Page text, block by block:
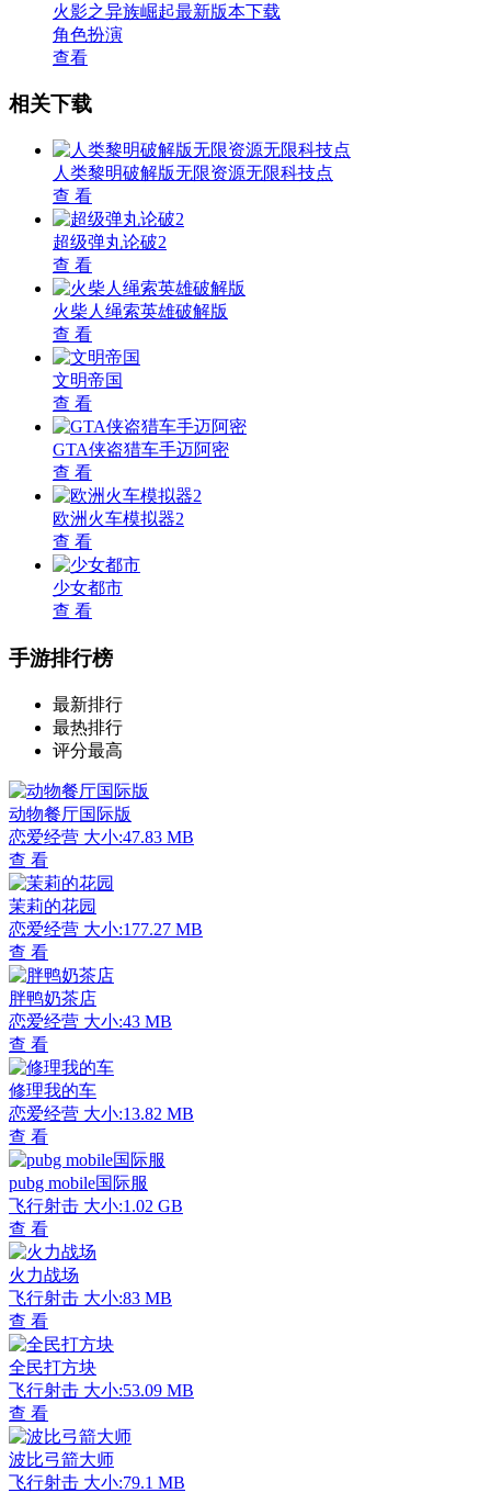
火影之异族崛起最新版本下载
角色扮演
查看
相关下载
人类黎明破解版无限资源无限科技点
查 看
超级弹丸论破2
查 看
火柴人绳索英雄破解版
查 看
文明帝国
查 看
GTA侠盗猎车手迈阿密
查 看
欧洲火车模拟器2
查 看
少女都市
查 看
手游排行榜
最新排行
最热排行
评分最高
动物餐厅国际版
恋爱经营 大小:47.83 MB
查 看
茉莉的花园
恋爱经营 大小:177.27 MB
查 看
胖鸭奶茶店
恋爱经营 大小:43 MB
查 看
修理我的车
恋爱经营 大小:13.82 MB
查 看
pubg mobile国际服
飞行射击 大小:1.02 GB
查 看
火力战场
飞行射击 大小:83 MB
查 看
全民打方块
飞行射击 大小:53.09 MB
查 看
波比弓箭大师
飞行射击 大小:79.1 MB